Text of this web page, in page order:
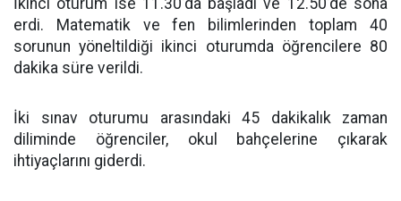
İkinci oturum ise 11.30'da başladı ve 12.50'de sona
erdi. Matematik ve fen bilimlerinden toplam 40
sorunun yöneltildiği ikinci oturumda öğrencilere 80
dakika süre verildi.
İki sınav oturumu arasındaki 45 dakikalık zaman
diliminde öğrenciler, okul bahçelerine çıkarak
ihtiyaçlarını giderdi.